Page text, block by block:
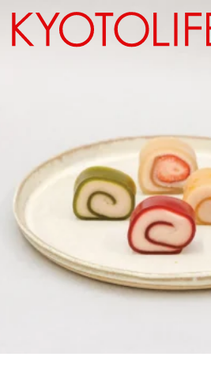
地図から探す
カテゴリーから探す
SPECIAL
NEW OPEN
CULTURE